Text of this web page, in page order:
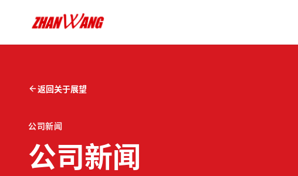
返回关于展望
公司新闻
公司新闻